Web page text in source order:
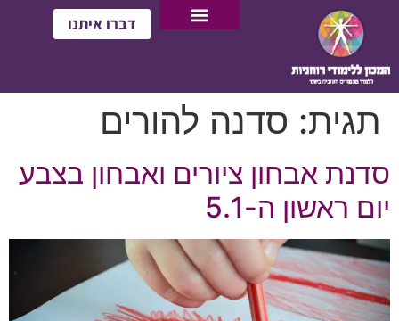
דברו איתנו
תגית: סדנה להורים
סדנת אבחון ציורים ואבחון בצבע
יום ראשון ה-5.1